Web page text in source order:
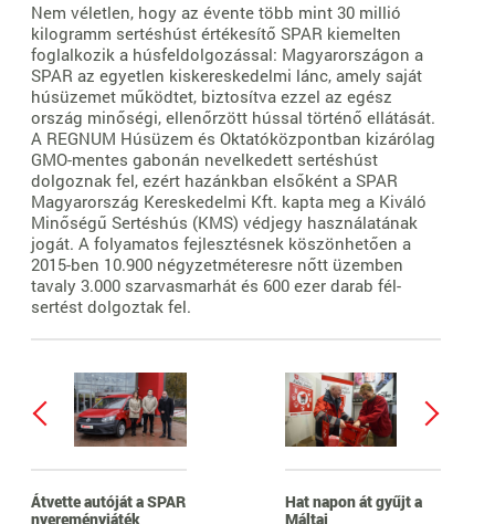
Nem véletlen, hogy az évente több mint 30 millió
kilogramm sertéshúst értékesítő SPAR kiemelten
foglalkozik a húsfeldolgozással: Magyarországon a
SPAR az egyetlen kiskereskedelmi lánc, amely saját
húsüzemet működtet, biztosítva ezzel az egész
ország minőségi, ellenőrzött hússal történő ellátását.
A REGNUM Húsüzem és Oktatóközpontban kizárólag
GMO-mentes gabonán nevelkedett sertéshúst
dolgoznak fel, ezért hazánkban elsőként a SPAR
Magyarország Kereskedelmi Kft. kapta meg a Kiváló
Minőségű Sertéshús (KMS) védjegy használatának
jogát. A folyamatos fejlesztésnek köszönhetően a
2015-ben 10.900 négyzetméteresre nőtt üzemben
tavaly 3.000 szarvasmarhát és 600 ezer darab fél-
sertést dolgoztak fel.
Átvette autóját a SPAR
nyereményjáték
Hat napon át gyűjt a
Máltai